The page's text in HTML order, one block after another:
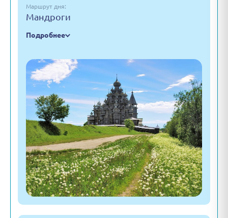
Маршрут дня:
Мандроги
Подробнее